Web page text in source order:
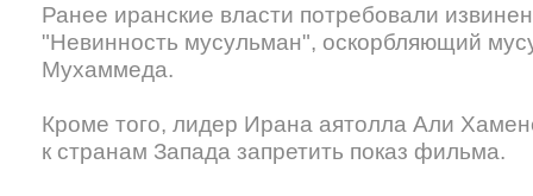
Ранее иранские власти потребовали
"Невинность мусульман", оскорбляющий
Мухаммеда.
Кроме того, лидер Ирана аятолла Али
к странам Запада запретить показ фильма.